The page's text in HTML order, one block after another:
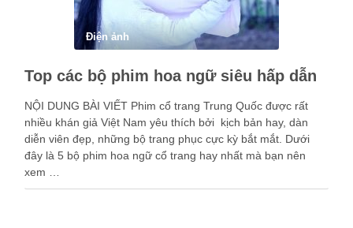
Điện ảnh
Top các bộ phim hoa ngữ siêu hấp dẫn
NỘI DUNG BÀI VIẾT Phim cổ trang Trung Quốc được rất
nhiều khán giả Việt Nam yêu thích bởi kịch bản hay, dàn
diễn viên đẹp, những bộ trang phục cực kỳ bắt mắt. Dưới
đây là 5 bộ phim hoa ngữ cổ trang hay nhất mà bạn nên
xem …